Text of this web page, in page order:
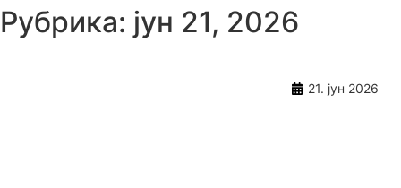
Рубрика: јун 21, 2026
21. јун 2026